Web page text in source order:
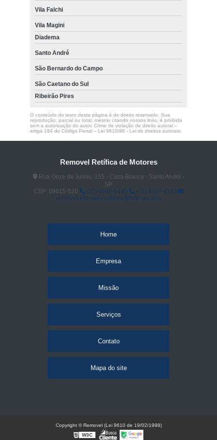
Vila Falchi
Vila Magini
Diadema
Santo André
São Bernardo do Campo
São Caetano do Sul
Ribeirão Pires
O conteúdo do texto desta página é de direito reservado. Sua
reprodução, parcial ou total, mesmo citando nossos links, é proibida
sem a autorização do autor. Crime de violação de direito autoral –
artigo 184 do Código Penal – Lei 9610/98 - Lei de direitos autorais.
Removel Retífica de Motores
Rua Onze de Junho, 155 - Casa Branca - Santo André -
SP
CEP: 09015-520
(11) 4992-6440
(11) 4427-4110
removelretificademotores@hotmail.com
Home
Empresa
Missão
Serviços
Contato
Mapa do site
Copyright © Removel (Lei 9610 de 19/02/1998)
W3C